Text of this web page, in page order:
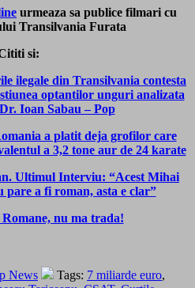
urmeaza sa publice filmari cu
Transilvania Furata
si:
ilegale din Transilvania contesta
optantilor unguri analizata
Ioan Sabau – Pop
a platit deja grofilor care
a 3,2 tone aur de 24 karate
Ultimul Interviu: “Acest Mihai
pare a fi roman, asta e clar”
nu ma trada!
News Tags: 7 miliarde euro,